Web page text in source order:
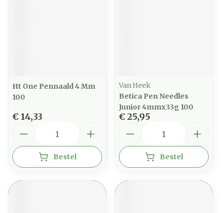
Ht One Pennaald 4 Mm
100
€ 14,33
Bestel
Van Heek
Betica Pen Needles
Junior 4mmx33g 100
€ 25,95
Bestel